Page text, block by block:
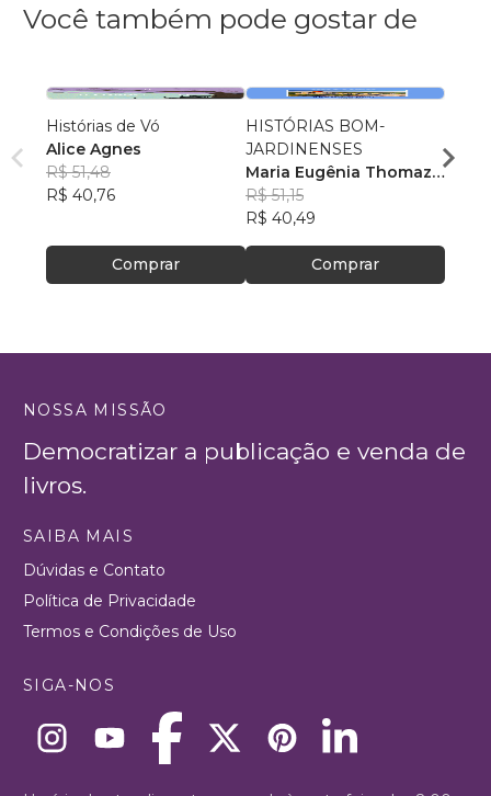
Você também pode gostar de
Histórias de Vó
Alice Agnes
R$ 51,48
R$ 40,76
Comprar
HISTÓRIAS BOM-
JARDINENSES
Maria Eugênia Thomaz
Figueira
R$ 51,15
R$ 40,49
Comprar
Vitor
NOSSA MISSÃO
Democratizar a publicação e venda de
livros.
SAIBA MAIS
Dúvidas e Contato
Política de Privacidade
Termos e Condições de Uso
SIGA-NOS